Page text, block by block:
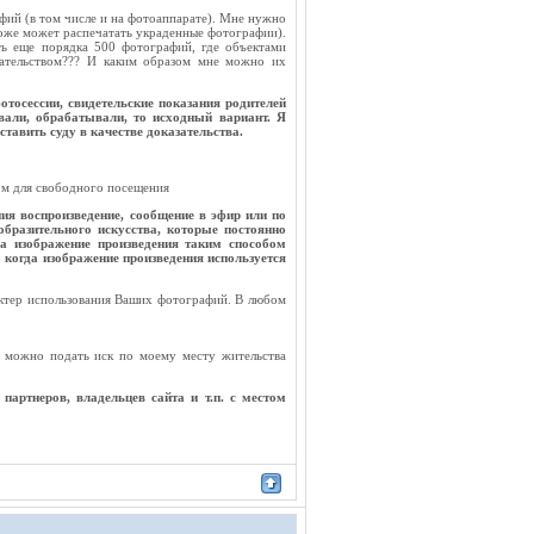
(в том числе и на фотоаппарате). Мне нужно
может распечатать украденные фотографии).
еще порядка 500 фотографий, где объектами
И каким образом мне можно их
свидетельские показания родителей
обрабатывали, то исходный вариант. Я
суду в качестве доказательства.
для свободного посещения
воспроизведение, сообщение в эфир или по
искусства, которые постоянно
произведения таким способом
изображение произведения используется
использования Ваших фотографий. В любом
подать иск по моему месту жительства
владельцев сайта и т.п. с местом